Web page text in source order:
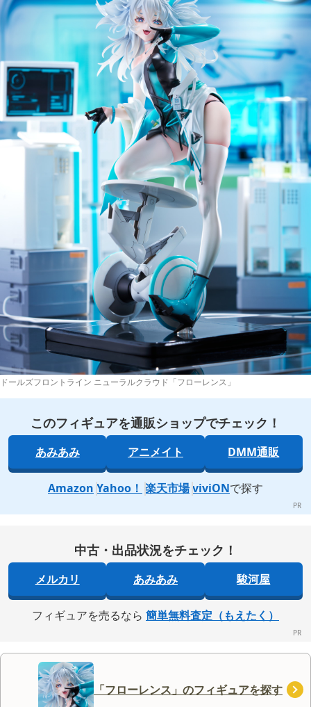
ドールズフロントライン ニューラルクラウド「フローレンス」
このフィギュアを通販ショップでチェック！
あみあみ アニメイト DMM通販
Amazon Yahoo！ 楽天市場 viviONで探す
中古・出品状況をチェック！
メルカリ あみあみ 駿河屋
フィギュアを売るなら 簡単無料査定（もえたく）
「フローレンス」のフィギュアを探す